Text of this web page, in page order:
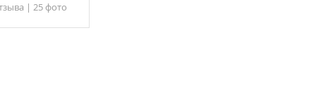
| 25 фото